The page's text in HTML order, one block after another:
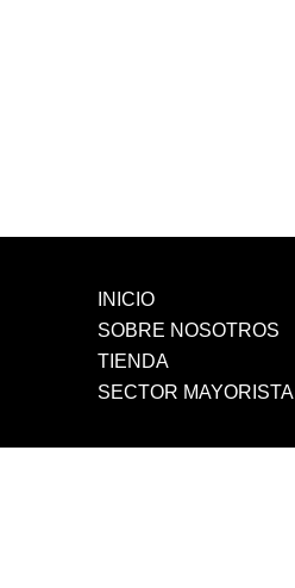
INICIO
SOBRE NOSOTROS
TIENDA
SECTOR MAYORISTA